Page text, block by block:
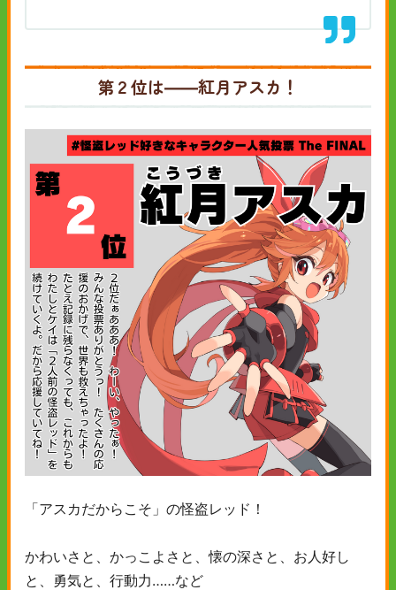
第２位は――紅月アスカ！
「アスカだからこそ」の怪盗レッド！
かわいさと、かっこよさと、懐の深さと、お人好し
と、勇気と、行動力……など